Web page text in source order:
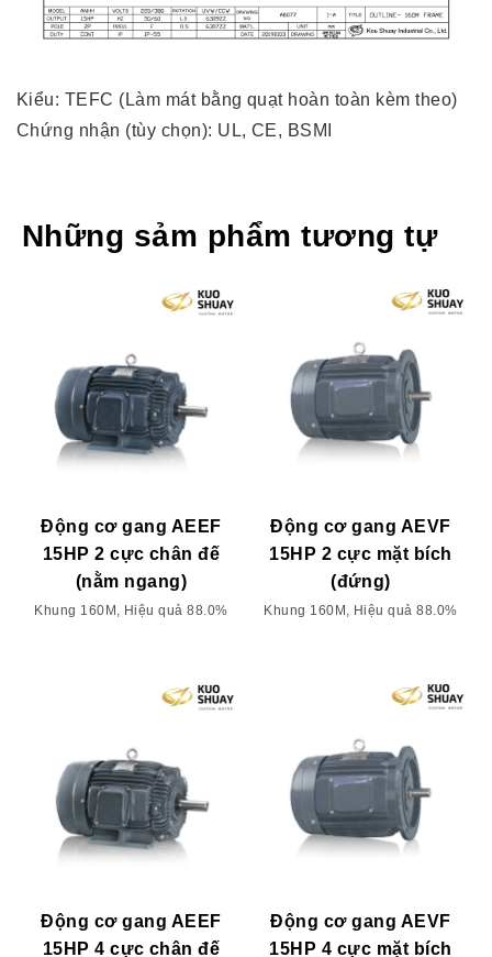
Kiểu: TEFC (Làm mát bằng quạt hoàn toàn kèm theo)
Chứng nhận (tùy chọn): UL, CE, BSMI
Những sảm phẩm tương tự
Động cơ gang AEEF
15HP 2 cực chân đế
(nằm ngang)
Khung 160M, Hiệu quả 88.0%
Động cơ gang AEVF
15HP 2 cực mặt bích
(đứng)
Khung 160M, Hiệu quả 88.0%
Động cơ gang AEEF
15HP 4 cực chân đế
Động cơ gang AEVF
15HP 4 cực mặt bích